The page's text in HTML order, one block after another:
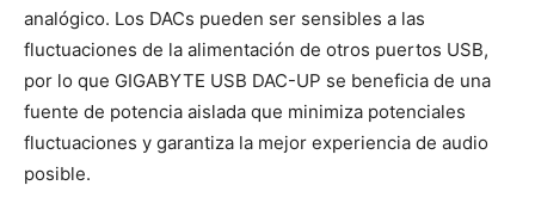
analógico. Los DACs pueden ser sensibles a las
fluctuaciones de la alimentación de otros puertos USB,
por lo que GIGABYTE USB DAC-UP se beneficia de una
fuente de potencia aislada que minimiza potenciales
fluctuaciones y garantiza la mejor experiencia de audio
posible.